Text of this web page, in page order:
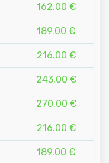
162.00 €
189.00 €
216.00 €
243.00 €
270.00 €
216.00 €
189.00 €